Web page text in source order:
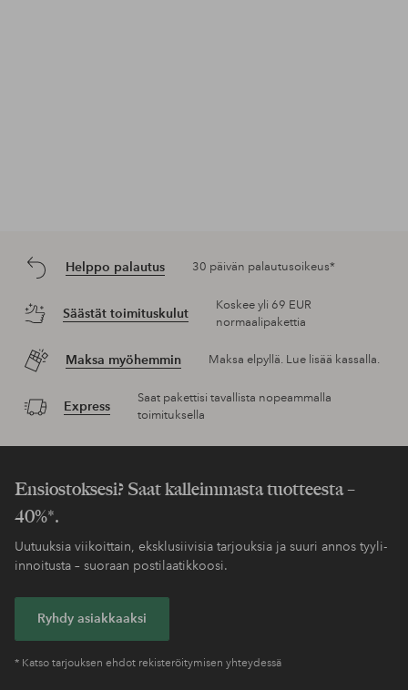
Helppo palautus 30 päivän palautusoikeus*
Säästät toimituskulut
Koskee yli 69 EUR
normaalipakettia
Maksa myöhemmin Maksa elpyllä. Lue lisää kassalla.
Express
Saat pakettisi tavallista nopeammalla
toimituksella
Ensiostoksesi? Saat kalleimmasta tuotteesta –
40%*.
Uutuuksia viikoittain, eksklusiivisia tarjouksia ja suuri annos tyyli-
innoitusta – suoraan postilaatikkoosi.
Ryhdy asiakkaaksi
* Katso tarjouksen ehdot rekisteröitymisen yhteydessä